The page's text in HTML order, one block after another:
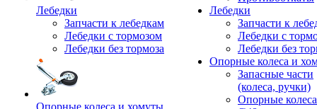
Лебедки
Запчасти к лебедкам
Лебедки с тормозом
Лебедки без тормоза
Опорные колеса и хомуты
Лебедки
Запчасти к
Лебедки с
Лебедки без
Опорные колеса и
Запасные части
(колеса, ручки)
Опорные колеса